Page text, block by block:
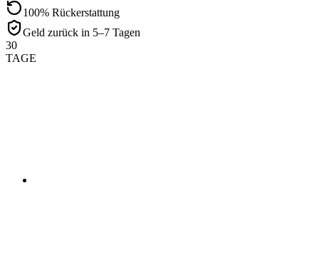
100% Rückerstattung
Geld zurück in 5–7 Tagen
30
TAGE